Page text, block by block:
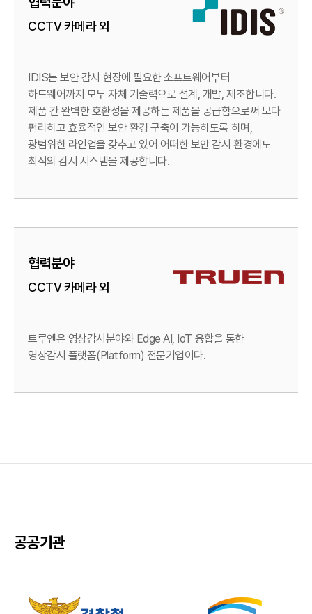
CCTV 카메라 외
IDIS는 보안 감시 현장에 필요한 소프트웨어부터
하드웨어까지 모두 자체 기술력으로 설계, 개발, 제조합니다.
제품 간 완벽한 호환성을 제공하는 제품을 공급함으로써 보다
편리하고 효율적인 보안 환경 구축이 가능하도록 하며,
광범위한 라인업을 갖추고 있어 어떠한 보안 감시 환경에도
최적의 감시 시스템을 제공합니다.
협력분야
CCTV 카메라 외
트루엔은 영상감시분야와 Edge AI, IoT 융합을 통한
영상감시 플랫폼(Platform) 전문기업이다.
공공기관